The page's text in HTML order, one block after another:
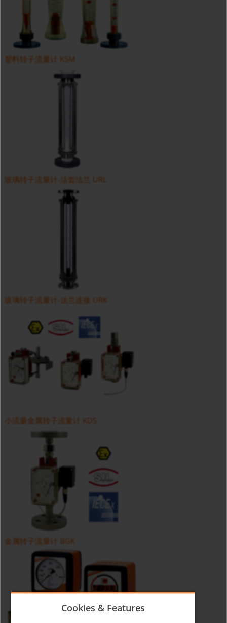
塑料转子流量计 KSM
玻璃转子流量计-活套法兰 URL
玻璃转子流量计-法兰连接 URK
小流量金属转子流量计 KDS
金属转子流量计 BGK
Cookies & Features